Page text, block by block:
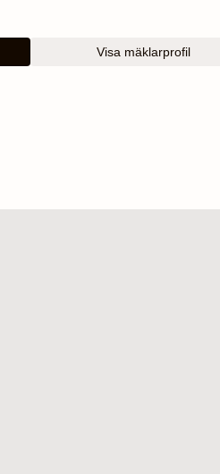
Visa mäklarprofil